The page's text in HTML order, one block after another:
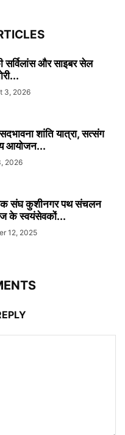
सर्विलांस और साइबर सेल
3, 2026
सदभावना शांति यात्रा, सत्संग
आयोजन...
2026
संघ कुशीनगर पथ संचलन
के स्वयंसेवकों...
12, 2025